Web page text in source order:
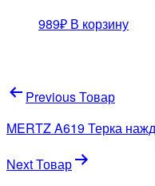
989₽ В корзину
Навигация
по
записям
Previous Товар
MERTZ A619 Терка
Next Товар